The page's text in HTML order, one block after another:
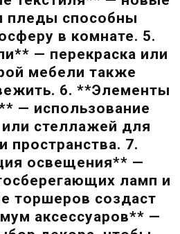
пледы способны
в комнате. 5.
— перекраска или
мебели также
6. **Элементы
— использование
стеллажей для
пространства. 7.
освещения** —
ламп и
торшеров создаст
аксессуаров** —